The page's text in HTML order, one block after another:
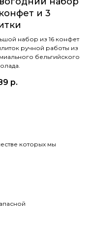
и 3
набор из 16 конфет
ручной работы из
бельгийского
р.
которых мы